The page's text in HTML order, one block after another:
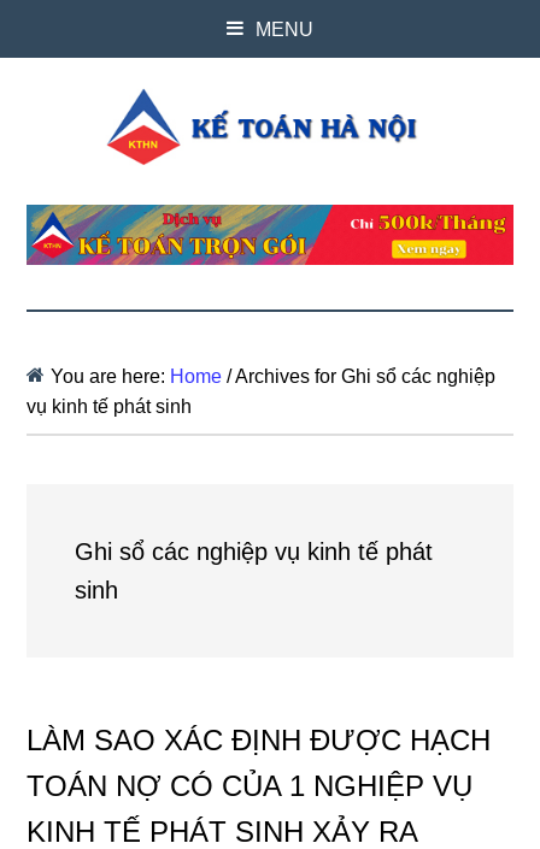
MENU
You are here: Home /Archives for Ghi sổ các nghiệp
vụ kinh tế phát sinh
Ghi sổ các nghiệp vụ kinh tế phát
sinh
LÀM SAO XÁC ĐỊNH ĐƯỢC HẠCH
TOÁN NỢ CÓ CỦA 1 NGHIỆP VỤ
KINH TẾ PHÁT SINH XẢY RA